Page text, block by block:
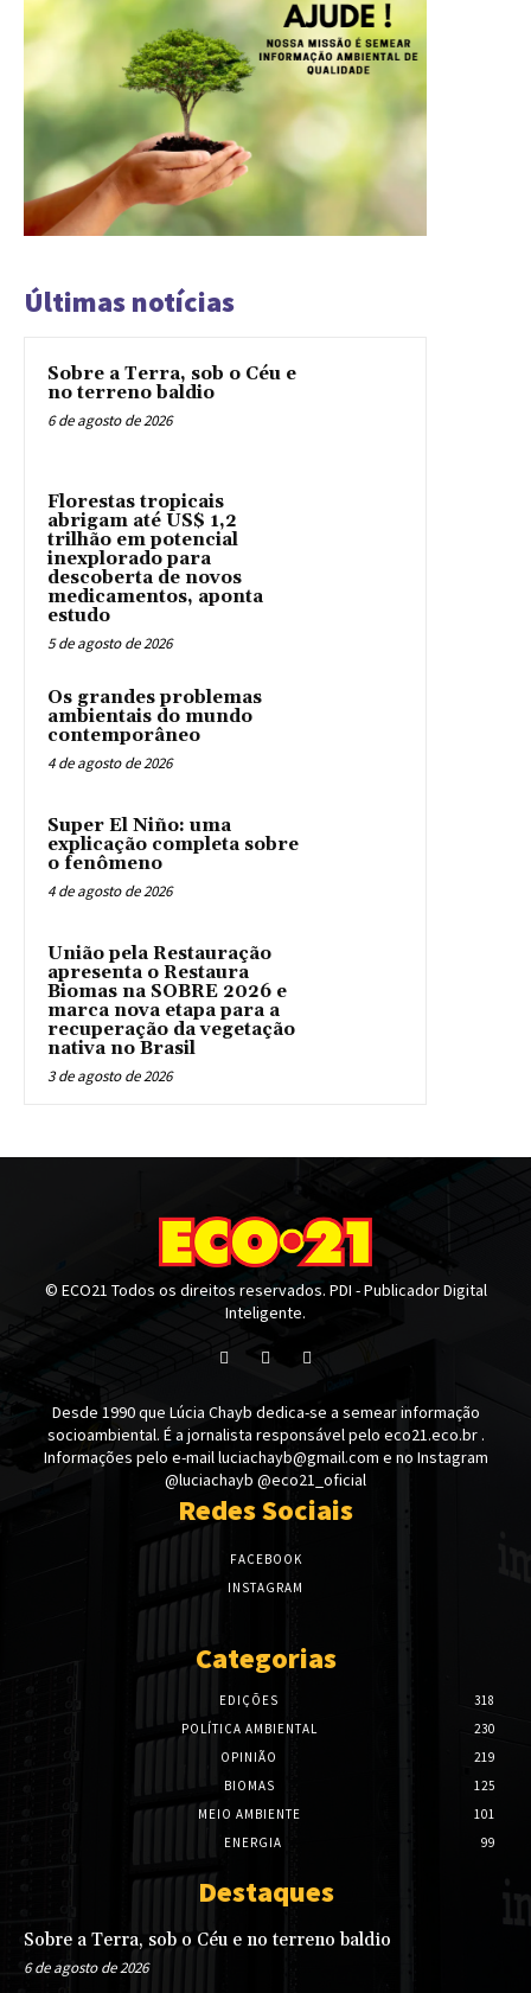
Últimas notícias
Sobre a Terra, sob o Céu e
no terreno baldio
6 de agosto de 2026
Florestas tropicais
abrigam até US$ 1,2
trilhão em potencial
inexplorado para
descoberta de novos
medicamentos, aponta
estudo
5 de agosto de 2026
Os grandes problemas
ambientais do mundo
contemporâneo
4 de agosto de 2026
Super El Niño: uma
explicação completa sobre
o fenômeno
4 de agosto de 2026
União pela Restauração
apresenta o Restaura
Biomas na SOBRE 2026 e
marca nova etapa para a
recuperação da vegetação
nativa no Brasil
3 de agosto de 2026
© ECO21 Todos os direitos reservados. PDI - Publicador Digital
Inteligente.
Desde 1990 que Lúcia Chayb dedica-se a semear informação
socioambiental. É a jornalista responsável pelo eco21.eco.br .
Informações pelo e-mail luciachayb@gmail.com e no Instagram
@luciachayb @eco21_oficial
Redes Sociais
FACEBOOK
INSTAGRAM
Categorias
EDIÇÕES
318
POLÍTICA AMBIENTAL
230
OPINIÃO
219
BIOMAS
125
MEIO AMBIENTE
101
ENERGIA
99
Destaques
Sobre a Terra, sob o Céu e no terreno baldio
6 de agosto de 2026